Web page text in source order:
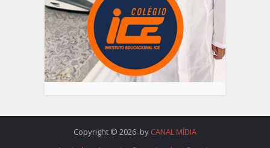
Copyright © 2026. by CANAL MÍDIA